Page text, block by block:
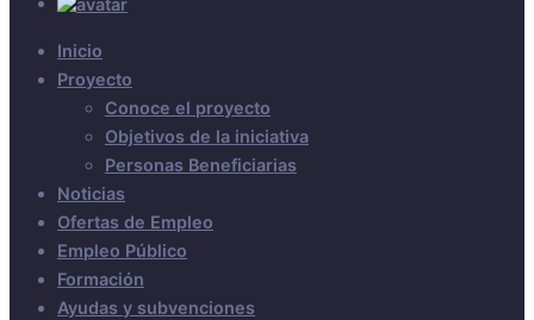
Inicio
Proyecto
Conoce el proyecto
Objetivos de la iniciativa
Personas Beneficiarias
Noticias
Ofertas de Empleo
Empleo Público
Formación
Ayudas y subvenciones